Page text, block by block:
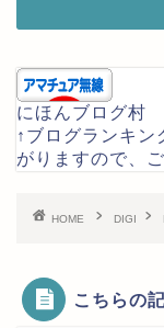
にほんブログ村
↑ブログランキン
がりますので、
HOME DIGI
こちらの